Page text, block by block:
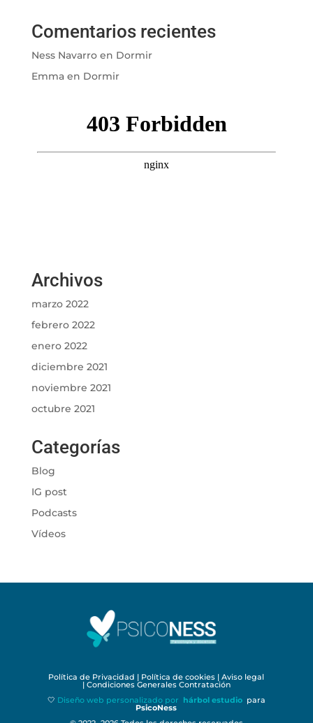
Comentarios recientes
Ness Navarroen Dormir
Emmaen Dormir
Archivos
marzo 2022
febrero 2022
enero 2022
diciembre 2021
noviembre 2021
octubre 2021
Categorías
Blog
IG post
Podcasts
Vídeos
Política de Privacidad | Política de cookies |Aviso legal
| Condiciones Generales Contratación
🤍 Diseño web personalizado por hárbol estudio para
PsicoNess